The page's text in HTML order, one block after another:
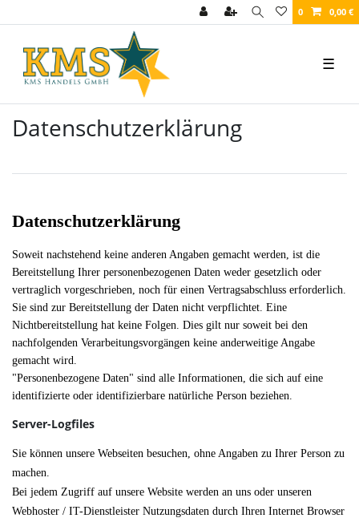
0 0,00 €
☰
Daten­schutz­erklärung
Datenschutzerklärung
Soweit nachstehend keine anderen Angaben gemacht werden, ist die
Bereitstellung Ihrer personenbezogenen Daten weder gesetzlich oder
vertraglich vorgeschrieben, noch für einen Vertragsabschluss erforderlich.
Sie sind zur Bereitstellung der Daten nicht verpflichtet. Eine
Nichtbereitstellung hat keine Folgen. Dies gilt nur soweit bei den
nachfolgenden Verarbeitungsvorgängen keine anderweitige Angabe
gemacht wird.
"Personenbezogene Daten" sind alle Informationen, die sich auf eine
identifizierte oder identifizierbare natürliche Person beziehen.
Server-Logfiles
Sie können unsere Webseiten besuchen, ohne Angaben zu Ihrer Person zu
machen.
Bei jedem Zugriff auf unsere Website werden an uns oder unseren
Webhoster / IT-Dienstleister Nutzungsdaten durch Ihren Internet Browser